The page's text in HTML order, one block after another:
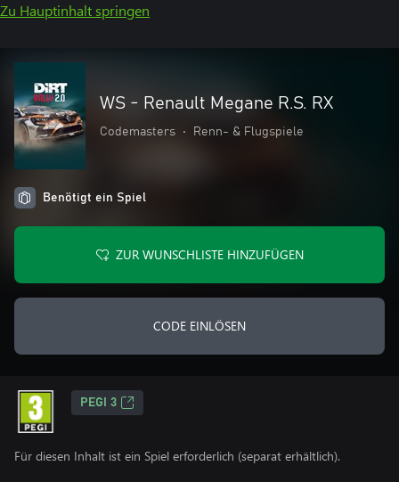
Zu Hauptinhalt springen
WS - Renault Megane R.S. RX
Codemasters • Renn- & Flugspiele
Benötigt ein Spiel
ZUR WUNSCHLISTE HINZUFÜGEN
CODE EINLÖSEN
PEGI 3
Für diesen Inhalt ist ein Spiel erforderlich (separat erhältlich).